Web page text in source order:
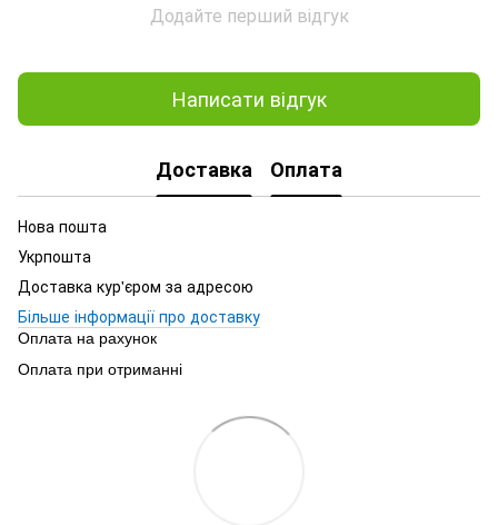
Додайте перший відгук
Написати відгук
Доставка Оплата
Нова пошта
Укрпошта
Доставка кур'єром за адресою
Більше інформації про доставку
Оплата на рахунок
Оплата при отриманні